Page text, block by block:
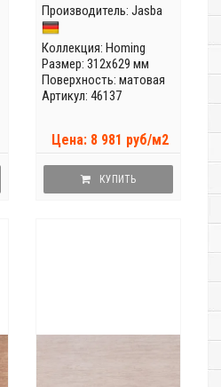
Производитель: Jasba
Коллекция: Homing
Размер: 312x629 мм
Поверхность: матовая
Артикул: 46137
Цена: 8 981 руб/м2
КУПИТЬ